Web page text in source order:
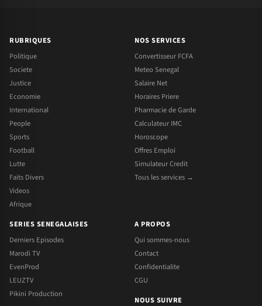
RUBRIQUES
Politique
Societe
Justice
Economie
International
People
Sports
Football
Lutte
Faits Divers
Videos
Afrique
NOS SERVICES
Convertisseur FCFA
Meteo Senegal
Salaire Net
Horaires Priere
Pharmacie de Garde
Calculateur IMC
Horoscope
Offres Emploi
Simulateur Credit
Tous les services →
SERIES SENEGALAISES
Derniers Episodes
Marodi TV
EvenProd
LEUZTV
Pikini Production
A PROPOS
Qui sommes-nous
Contact
Confidentialite
CGU
NOUS SUIVRE